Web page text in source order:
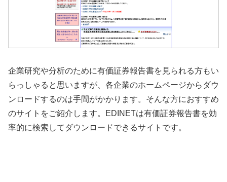
企業研究や分析のために有価証券報告書を見られる方もい
らっしゃると思いますが、各企業のホームページからダウ
ンロードするのは手間がかかります。そんな方におすすめ
のサイトをご紹介します。EDINETは有価証券報告書を効
率的に検索してダウンロードできるサイトです。